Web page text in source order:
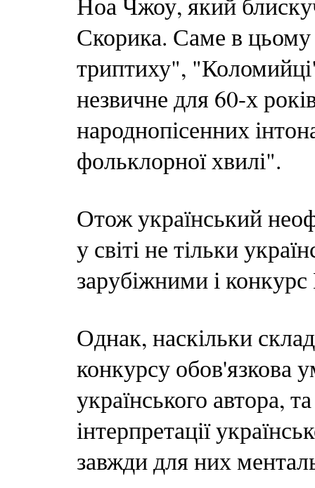
Скорика. Саме в цьому
триптиху",
незвичне для 60-х
народнопісенних
фольклорної хвилі".
Отож український
у світі не тільки
зарубіжними і
Однак, наскільки
конкурсу обов'язкова
українського автора,
інтерпретації
завжди для них